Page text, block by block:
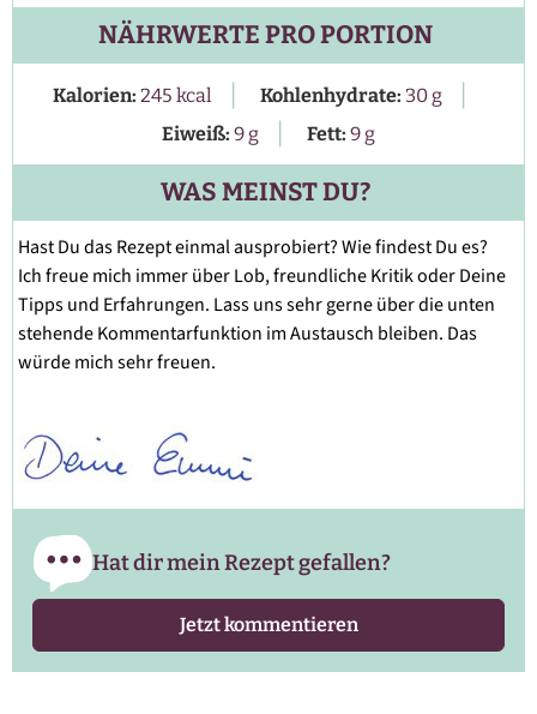
NÄHRWERTE PRO PORTION
Kalorien: 245 kcal | Kohlenhydrate: 30g |
Eiweiß: 9g | Fett: 9g
WAS MEINST DU?
Hast Du das Rezept einmal ausprobiert? Wie findest Du es?
Ich freue mich immer über Lob, freundliche Kritik oder Deine
Tipps und Erfahrungen. Lass uns sehr gerne über die unten
stehende Kommentarfunktion im Austausch bleiben. Das
würde mich sehr freuen.
Hat dir mein Rezept gefallen?
Jetzt kommentieren